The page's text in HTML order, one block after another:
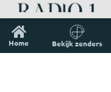
Home Bekijk zenders